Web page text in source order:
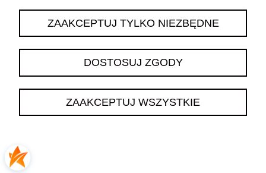
Teresa
ZAAKCEPTUJ TYLKO NIEZBĘDNE
DOSTOSUJ ZGODY
ZAAKCEPTUJ WSZYSTKIE